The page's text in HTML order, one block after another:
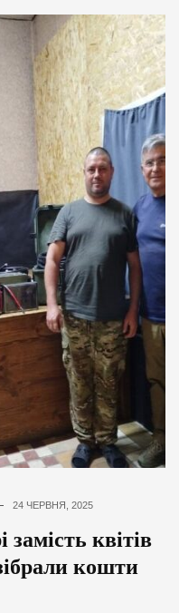
24 ЧЕРВНЯ, 2025
квітів
кошти